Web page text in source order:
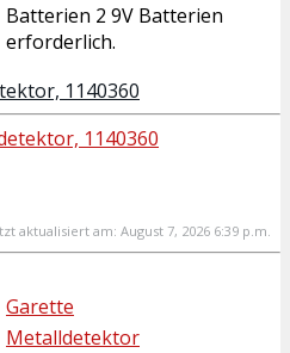
Batterien 2 9V Batterien
erforderlich.
1140360
aktualisiert am: August 7, 2026 6:39 p.m.
Garette
Metalldetektor